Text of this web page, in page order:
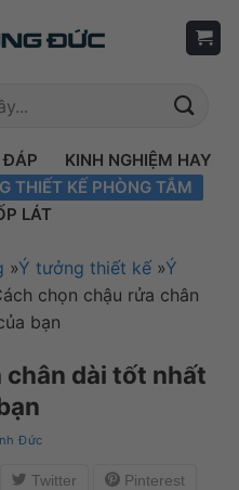
ĐÁP
KINH NGHIỆM HAY
THIẾT KẾ PHÒNG TẮM
LÁT
»Ý tưởng thiết kế »Ý
chọn chậu rửa chân
bạn
chân dài tốt nhất
Đức